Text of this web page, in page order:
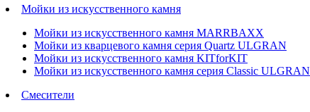
Мойки из искусственного камня
Мойки из искусственного камня MARRBAXX
Мойки из кварцевого камня серия Quartz ULGRAN
Мойки из искусственного камня KITforKIT
Мойки из искусственного камня серия Classic ULGRAN
Смесители